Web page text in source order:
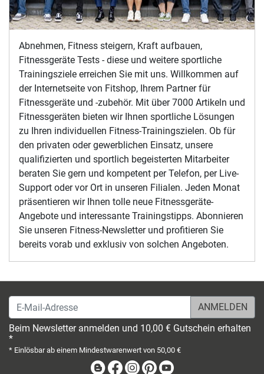
Abnehmen, Fitness steigern, Kraft aufbauen,
Fitnessgeräte Tests - diese und weitere sportliche
Trainingsziele erreichen Sie mit uns. Willkommen auf
der Internetseite von Fitshop, Ihrem Partner für
Fitnessgeräte und -zubehör. Mit über 7000 Artikeln und
Fitnessgeräten bieten wir Ihnen sportliche Lösungen
zu Ihren individuellen Fitness-Trainingszielen. Ob für
den privaten oder gewerblichen Einsatz, unsere
qualifizierten und sportlich begeisterten Mitarbeiter
beraten Sie gern und kompetent per Telefon, per Live-
Support oder vor Ort in unseren Filialen. Jeden Monat
präsentieren wir Ihnen tolle neue Fitnessgeräte-
Angebote und interessante Trainingstipps. Abonnieren
Sie unseren Fitness-Newsletter und profitieren Sie
bereits vorab und exklusiv von solchen Angeboten.
E-Mail-Adresse
Beim Newsletter anmelden und 10,00 € Gutschein erhalten
*
* Einlösbar ab einem Mindestwarenwert von 50,00 €
BlogFacebook
Instagram
Pinterest